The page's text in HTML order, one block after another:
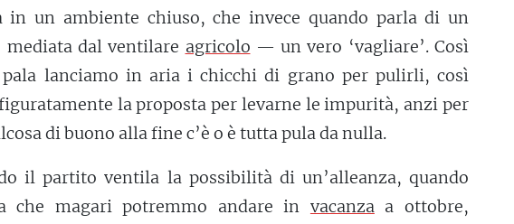
in un ambiente chiuso, che invece quando parla di un
mediata dal ventilare agricolo — un vero ‘vagliare’. Così
lanciamo in aria i chicchi di grano per pulirli, così
la proposta per levarne le impurità, anzi per
di buono alla fine c’è o è tutta pula da nulla.
il partito ventila la possibilità di un’alleanza, quando
che magari potremmo andare in vacanzaa ottobre,